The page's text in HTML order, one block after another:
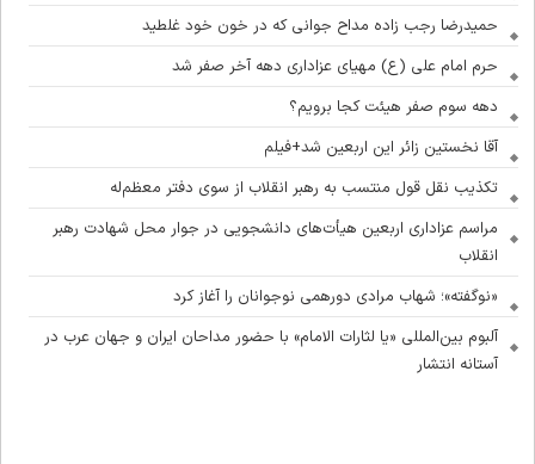
حمیدرضا رجب زاده مداح جوانی که در خون خود غلطید
حرم امام علی (ع) مهیای عزاداری دهه آخر صفر شد
دهه سوم صفر هیئت کجا برویم؟
آقا نخستین زائر این اربعین شد+فیلم
تکذیب نقل قول منتسب به رهبر انقلاب از سوی دفتر معظم‌له
مراسم عزاداری اربعین هیأت‌های دانشجویی در جوار محل شهادت رهبر
انقلاب
«نوگفته»؛ شهاب مرادی دورهمی نوجوانان را آغاز کرد
آلبوم بین‌المللی «یا لثارات الامام» با حضور مداحان ایران و جهان عرب در
آستانه انتشار